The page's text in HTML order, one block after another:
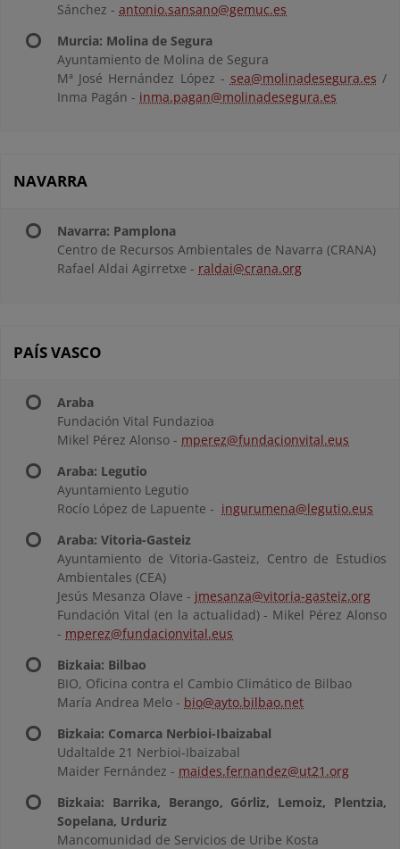
Sánchez - antonio.sansano@gemuc.es
Murcia: Molina de Segura
Ayuntamiento de Molina de Segura
Mª José Hernández López - sea@molinadesegura.es /
Inma Pagán - inma.pagan@molinadesegura.es
NAVARRA
Navarra: Pamplona
Centro de Recursos Ambientales de Navarra (CRANA)
Rafael Aldai Agirretxe - raldai@crana.org
PAÍS VASCO
Araba
Fundación Vital Fundazioa
Mikel Pérez Alonso - mperez@fundacionvital.eus
Araba: Legutio
Ayuntamiento Legutio
Rocío López de Lapuente - ingurumena@legutio.eus
Araba: Vitoria-Gasteiz
Ayuntamiento de Vitoria-Gasteiz, Centro de Estudios
Ambientales (CEA)
Jesús Mesanza Olave - jmesanza@vitoria-gasteiz.org
Fundación Vital (en la actualidad) - Mikel Pérez Alonso
- mperez@fundacionvital.eus
Bizkaia: Bilbao
BIO, Oficina contra el Cambio Climático de Bilbao
María Andrea Melo - bio@ayto.bilbao.net
Bizkaia: Comarca Nerbioi-Ibaizabal
Udaltalde 21 Nerbioi-Ibaizabal
Maider Fernández - maides.fernandez@ut21.org
Bizkaia: Barrika, Berango, Górliz, Lemoiz, Plentzia,
Sopelana, Urduriz
Mancomunidad de Servicios de Uribe Kosta